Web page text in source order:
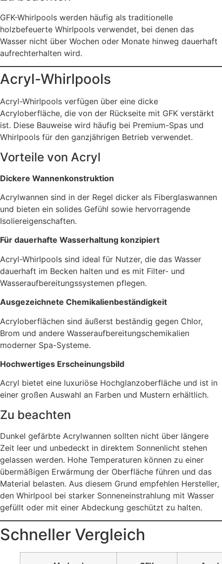
GFK-Whirlpools werden häufig als traditionelle
holzbefeuerte Whirlpools verwendet, bei denen das
Wasser nicht über Wochen oder Monate hinweg dauerhaft
aufrechterhalten wird.
Acryl-Whirlpools
Acryl-Whirlpools verfügen über eine dicke
Acryloberfläche, die von der Rückseite mit GFK verstärkt
ist. Diese Bauweise wird häufig bei Premium-Spas und
Whirlpools für den ganzjährigen Betrieb verwendet.
Vorteile von Acryl
Dickere Wannenkonstruktion
Acrylwannen sind in der Regel dicker als Fiberglaswannen
und bieten ein solides Gefühl sowie hervorragende
Isoliereigenschaften.
Für dauerhafte Wasserhaltung konzipiert
Acryl-Whirlpools sind ideal für Nutzer, die das Wasser
dauerhaft im Becken halten und es mit Filter- und
Wasseraufbereitungssystemen pflegen.
Ausgezeichnete Chemikalienbeständigkeit
Acryloberflächen sind äußerst beständig gegen Chlor,
Brom und andere Wasseraufbereitungschemikalien
moderner Spa-Systeme.
Hochwertiges Erscheinungsbild
Acryl bietet eine luxuriöse Hochglanzoberfläche und ist in
einer großen Auswahl an Farben und Mustern erhältlich.
Zu beachten
Dunkel gefärbte Acrylwannen sollten nicht über längere
Zeit leer und unbedeckt in direktem Sonnenlicht stehen
gelassen werden. Hohe Temperaturen können zu einer
übermäßigen Erwärmung der Oberfläche führen und das
Material belasten. Aus diesem Grund empfehlen Hersteller,
den Whirlpool bei starker Sonneneinstrahlung mit Wasser
gefüllt oder mit einer Abdeckung geschützt zu halten.
Schneller Vergleich